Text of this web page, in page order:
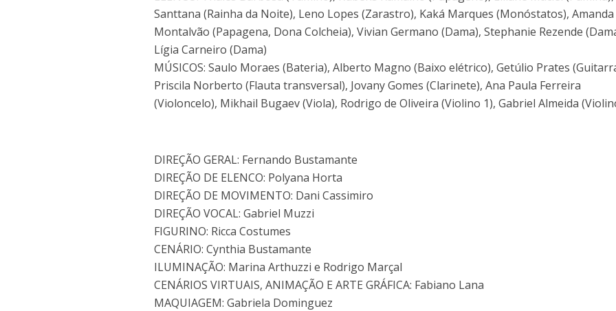
Santtana (Rainha da Noite), Leno Lopes (Zarastro), Kaká Marques (Monóstatos), Amanda
Montalvão (Papagena, Dona Colcheia), Vivian Germano (Dama), Stephanie Rezende
Lígia Carneiro (Dama)
MÚSICOS: Saulo Moraes (Bateria), Alberto Magno (Baixo elétrico), Getúlio Prates
Priscila Norberto (Flauta transversal), Jovany Gomes (Clarinete), Ana Paula Ferreira
(Violoncelo), Mikhail Bugaev (Viola), Rodrigo de Oliveira (Violino 1), Gabriel Almeida
DIREÇÃO GERAL: Fernando Bustamante
DIREÇÃO DE ELENCO: Polyana Horta
DIREÇÃO DE MOVIMENTO: Dani Cassimiro
DIREÇÃO VOCAL: Gabriel Muzzi
FIGURINO: Ricca Costumes
CENÁRIO: Cynthia Bustamante
ILUMINAÇÃO: Marina Arthuzzi e Rodrigo Marçal
CENÁRIOS VIRTUAIS, ANIMAÇÃO E ARTE GRÁFICA: Fabiano Lana
MAQUIAGEM: Gabriela Dominguez